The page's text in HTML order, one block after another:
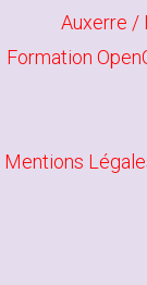
Auxerre /
Formation
Mentions